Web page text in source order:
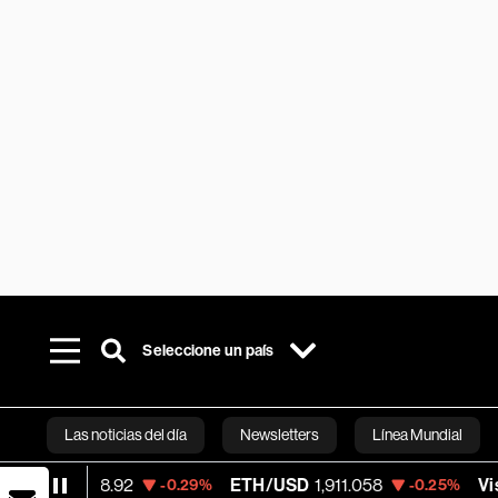
Seleccione un país
Las noticias del día Newsletters Línea Mundial
Bloomberg
ETH/USD 1,911.058 -0.25% Visa 366.68 -